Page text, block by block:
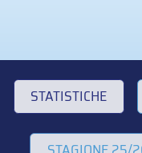
STATISTICHE